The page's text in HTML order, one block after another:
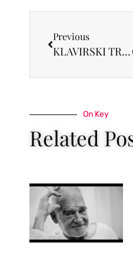
Previous
KLAVIRSKI TRIO CORDA PREMIJERNO U BEOGRADU!
On Key
Related